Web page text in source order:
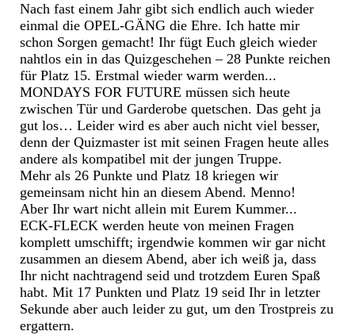
Nach fast einem Jahr gibt sich endlich auch wieder
einmal die OPEL-GÄNG die Ehre. Ich hatte mir
schon Sorgen gemacht! Ihr fügt Euch gleich wieder
nahtlos ein in das Quizgeschehen – 28 Punkte reichen
für Platz 15. Erstmal wieder warm werden...
MONDAYS FOR FUTURE müssen sich heute
zwischen Tür und Garderobe quetschen. Das geht ja
gut los… Leider wird es aber auch nicht viel besser,
denn der Quizmaster ist mit seinen Fragen heute alles
andere als kompatibel mit der jungen Truppe.
Mehr als 26 Punkte und Platz 18 kriegen wir
gemeinsam nicht hin an diesem Abend. Menno!
Aber Ihr wart nicht allein mit Eurem Kummer...
ECK-FLECK werden heute von meinen Fragen
komplett umschifft; irgendwie kommen wir gar nicht
zusammen an diesem Abend, aber ich weiß ja, dass
Ihr nicht nachtragend seid und trotzdem Euren Spaß
habt. Mit 17 Punkten und Platz 19 seid Ihr in letzter
Sekunde aber auch leider zu gut, um den Trostpreis zu
ergattern.